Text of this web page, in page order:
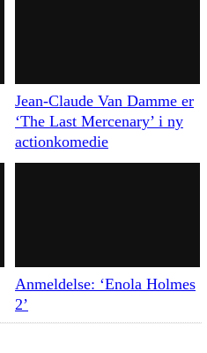
Jean-Claude Van Damme er
‘The Last Mercenary’ i ny
actionkomedie
Anmeldelse: ‘Enola Holmes
2’